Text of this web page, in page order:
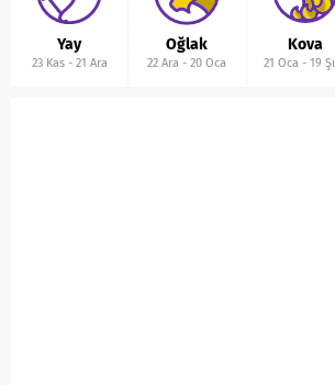
Yay
23 Kas- 21 Ara
Oğlak
22 Ara -20 Oca
Kova
21 Oca -19